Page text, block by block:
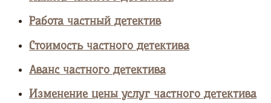
Работа частный детектив
Стоимость частного детектива
Аванс частного детектива
Изменение цены услуг частного детектива